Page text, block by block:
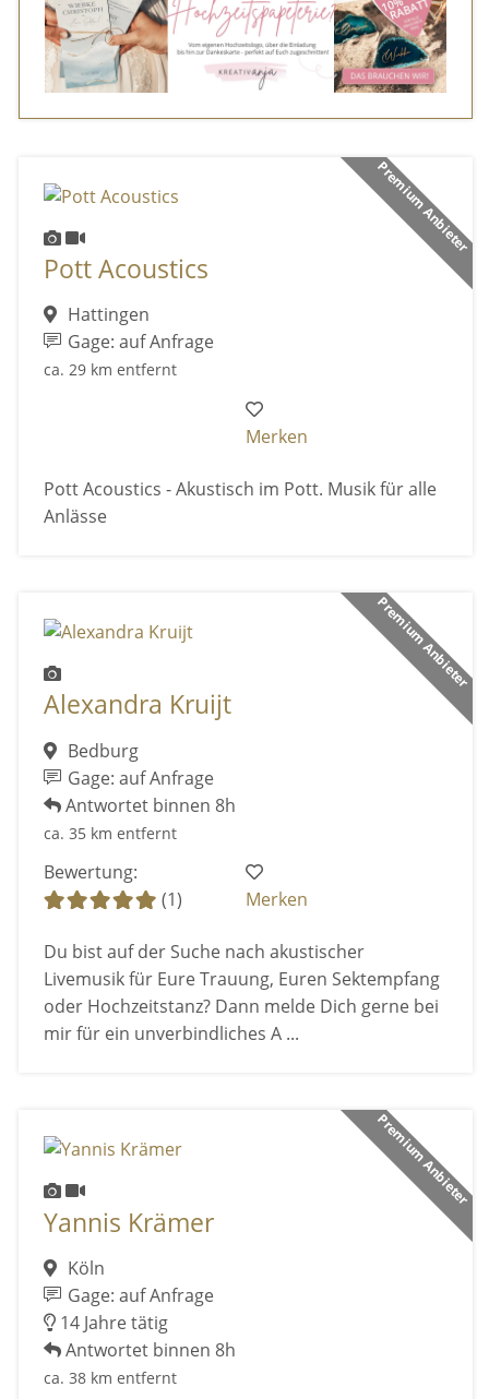
Premium Anbieter
Pott Acoustics
Hattingen
Gage: auf Anfrage
ca. 29 km entfernt
Merken
Pott Acoustics - Akustisch im Pott. Musik für alle
Anlässe
Premium Anbieter
Alexandra Kruijt
Bedburg
Gage: auf Anfrage
Antwortet binnen 8h
ca. 35 km entfernt
Bewertung:
(1)
Merken
Du bist auf der Suche nach akustischer
Livemusik für Eure Trauung, Euren Sektempfang
oder Hochzeitstanz? Dann melde Dich gerne bei
mir für ein unverbindliches A ...
Premium Anbieter
Yannis Krämer
Köln
Gage: auf Anfrage
14 Jahre tätig
Antwortet binnen 8h
ca. 38 km entfernt